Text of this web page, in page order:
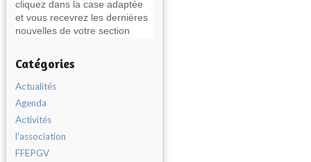
cliquez dans la case adaptée
et vous recevrez les dernières
nouvelles de votre section
Catégories
Actualités
Agenda
Activités
l'association
FFEPGV